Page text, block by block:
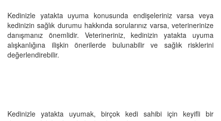
Kedinizle yatakta uyuma konusunda endişeleriniz varsa veya
kedinizin sağlık durumu hakkında sorularınız varsa, veterinerinize
danışmanız önemlidir. Veterineriniz, kedinizin yatakta uyuma
alışkanlığına ilişkin önerilerde bulunabilir ve sağlık risklerini
değerlendirebilir.
Kedinizle yatakta uyumak, birçok kedi sahibi için keyifli bir